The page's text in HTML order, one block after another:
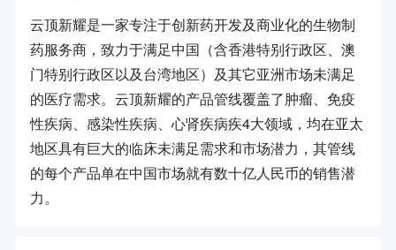
云顶新耀是一家专注于创新药开发及商业化的生物制
药服务商，致力于满足中国（含香港特别行政区、澳
门特别行政区以及台湾地区）及其它亚洲市场未满足
的医疗需求。云顶新耀的产品管线覆盖了肿瘤、免疫
性疾病、感染性疾病、心肾疾病疾4大领域，均在亚太
地区具有巨大的临床未满足需求和市场潜力，其管线
的每个产品单在中国市场就有数十亿人民币的销售潜
力。